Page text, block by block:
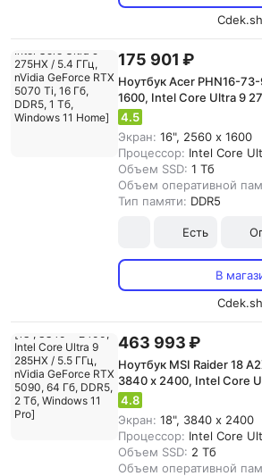
175 901 ₽
Ноутбук Acer PHN16-
1600, Intel Core Ultra 9
GeForce RTX 5070 Ti, 16
Windows 11 Home]
4.5
Экран: 16", 2560 x 1600
Процессор: Intel Core
Объем SSD: 1 Тб
Объем оперативной
Тип памяти: DDR5
Есть
В
463 993 ₽
Ноутбук MSI Raider 18
3840 x 2400, Intel Core
ГГц, nVidia GeForce RTX
Тб, Windows 11 Pro]
4.8
Экран: 18", 3840 x 2400
Процессор: Intel Core
Объем SSD: 2 Тб
Объем оперативной